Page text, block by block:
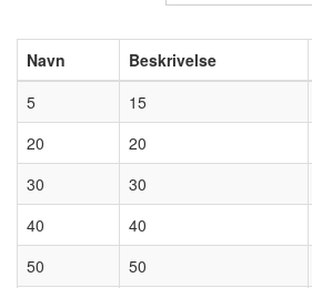
Navn Beskrivelse
5
15
20
20
30
30
40
40
50
50